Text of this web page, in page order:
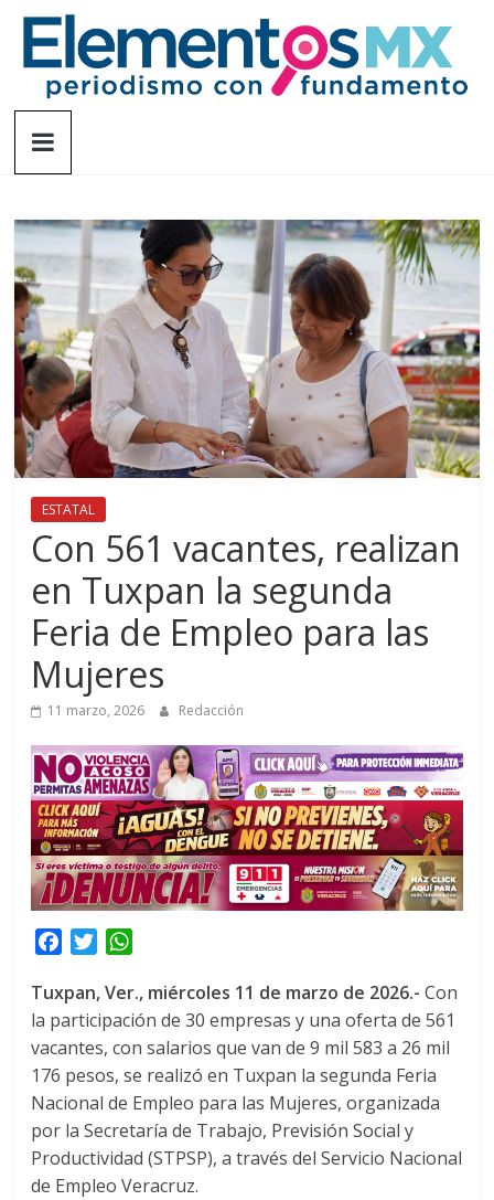
Saltar
contenido
Elementosmx
fundamento
ESTATAL
Con 561 vacantes, realizan
en Tuxpan la segunda
Feria de Empleo para las
Mujeres
11 marzo, 2026 Redacción
c
e
b
o
o
k
T
i
t
t
e
r
a
t
s
A
p
p
Tuxpan, Ver., miércoles 11 de marzo de 2026.- Con
la participación de 30 empresas y una oferta de 561
vacantes, con salarios que van de 9 mil 583 a 26 mil
176 pesos, se realizó en Tuxpan la segunda Feria
Nacional de Empleo para las Mujeres, organizada
por la Secretaría de Trabajo, Previsión Social y
Productividad (STPSP), a través del Servicio Nacional
de Empleo Veracruz.